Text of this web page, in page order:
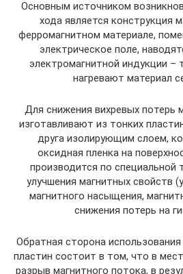
Основным источником
хода является конструкция
ферромагнитном материале,
электрическое поле,
электромагнитной индукции
нагревают материал
Для снижения вихревых потерь
изготавливают из тонких
друга изолирующим слоем,
оксидная пленка на
производится по специальной
улучшения магнитных свойств
магнитного насыщения,
снижения потерь на
Обратная сторона
пластин состоит в том, что в
разрыв магнитного потока, в